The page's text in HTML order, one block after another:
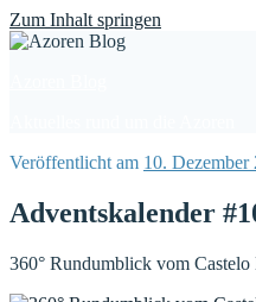
Zum Inhalt springen
Veröffentlicht am 10. Dezember
Adventskalender
360° Rundumblick vom Castelo